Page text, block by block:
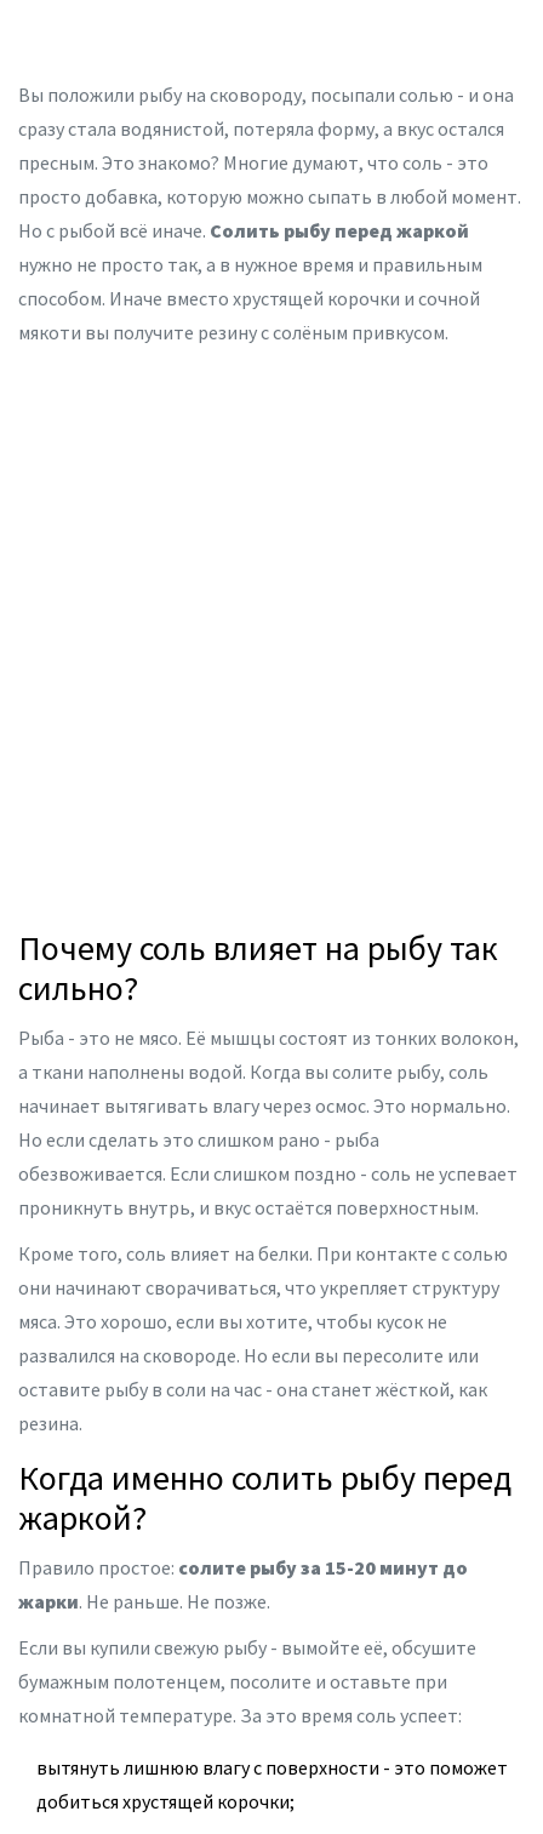
Вы положили рыбу на сковороду, посыпали солью - и она
сразу стала водянистой, потеряла форму, а вкус остался
пресным. Это знакомо? Многие думают, что соль - это
просто добавка, которую можно сыпать в любой момент.
Но с рыбой всё иначе. Солить рыбу перед жаркой
нужно не просто так, а в нужное время и правильным
способом. Иначе вместо хрустящей корочки и сочной
мякоти вы получите резину с солёным привкусом.
Почему соль влияет на рыбу так
сильно?
Рыба - это не мясо. Её мышцы состоят из тонких волокон,
а ткани наполнены водой. Когда вы солите рыбу, соль
начинает вытягивать влагу через осмос. Это нормально.
Но если сделать это слишком рано - рыба
обезвоживается. Если слишком поздно - соль не успевает
проникнуть внутрь, и вкус остаётся поверхностным.
Кроме того, соль влияет на белки. При контакте с солью
они начинают сворачиваться, что укрепляет структуру
мяса. Это хорошо, если вы хотите, чтобы кусок не
развалился на сковороде. Но если вы пересолите или
оставите рыбу в соли на час - она станет жёсткой, как
резина.
Когда именно солить рыбу перед
жаркой?
Правило простое: солите рыбу за 15-20 минут до
жарки. Не раньше. Не позже.
Если вы купили свежую рыбу - вымойте её, обсушите
бумажным полотенцем, посолите и оставьте при
комнатной температуре. За это время соль успеет:
вытянуть лишнюю влагу с поверхности - это поможет
добиться хрустящей корочки;